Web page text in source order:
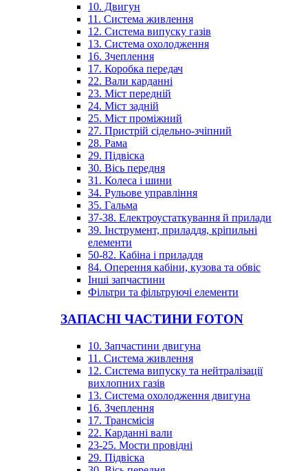
10. Двигун
11. Система живлення
12. Система випуску газів
13. Система охолодження
16. Зчеплення
17. Коробка передач
22. Вали карданні
23. Міст передній
24. Міст задній
25. Міст проміжний
27. Пристрій сідельно-зчіпний
28. Рама
29. Підвіска
30. Вісь передня
31. Колеса і шини
34. Рульове управління
35. Гальма
37-38. Електроустаткування й прилади
39. Інструмент, приладдя, кріпильні
елементи
50-82. Кабіна і приладдя
84. Оперення кабіни, кузова та обвіс
Інші запчастини
Фільтри та фільтруючі елементи
ЗАПАСНІ ЧАСТИНИ FOTON
10. Запчастини двигуна
11. Система живлення
12. Система випуску та нейтралізації
вихлопних газів
13. Система охолодження двигуна
16. Зчеплення
17. Трансмісія
22. Карданні вали
23-25. Мости провідні
29. Підвіска